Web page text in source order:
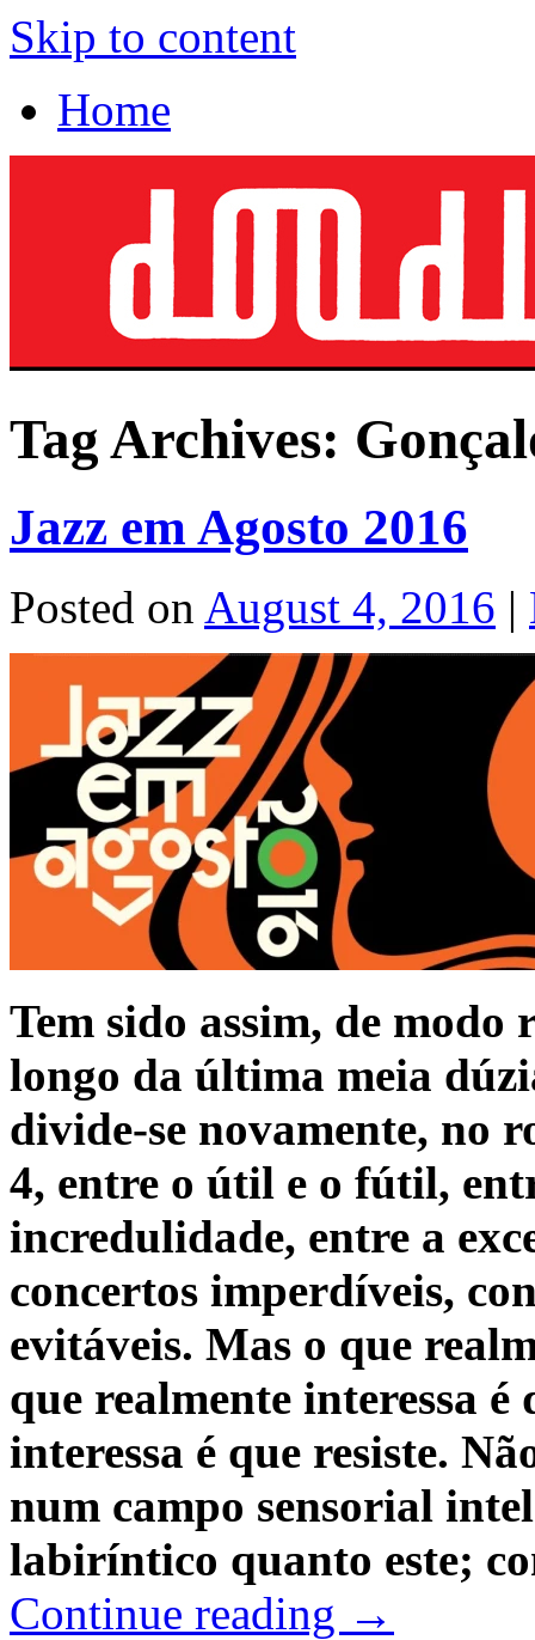
Skip to content
Home
Tag Archives:
Jazz em Agosto 2016
Posted on August 4, 2016 |
Tem sido assim, de modo
longo da última meia
divide-se novamente, no
4, entre o útil e o fútil,
incredulidade, entre a
concertos imperdíveis,
evitáveis. Mas o que
que realmente interessa
interessa é que resiste.
num campo sensorial
labiríntico quanto este;
Continue reading →